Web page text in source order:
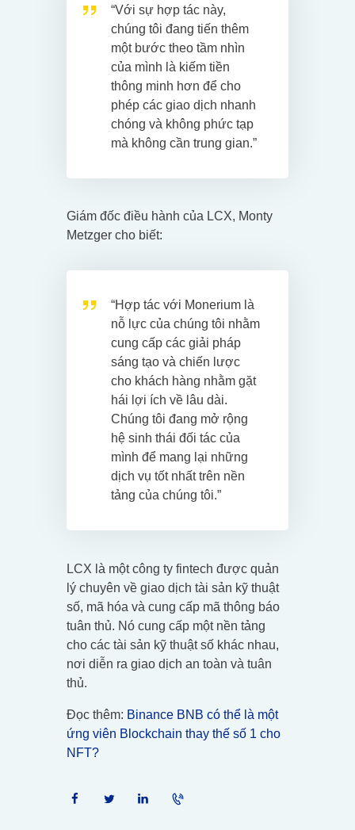
“Với sự hợp tác này,
chúng tôi đang tiến thêm
một bước theo tầm nhìn
của mình là kiếm tiền
thông minh hơn để cho
phép các giao dịch nhanh
chóng và không phức tạp
mà không cần trung gian.”
Giám đốc điều hành của LCX, Monty
Metzger cho biết:
“Hợp tác với Monerium là
nỗ lực của chúng tôi nhằm
cung cấp các giải pháp
sáng tạo và chiến lược
cho khách hàng nhằm gặt
hái lợi ích về lâu dài.
Chúng tôi đang mở rộng
hệ sinh thái đối tác của
mình để mang lại những
dịch vụ tốt nhất trên nền
tảng của chúng tôi.”
LCX là một công ty fintech được quản
lý chuyên về giao dịch tài sản kỹ thuật
số, mã hóa và cung cấp mã thông báo
tuân thủ. Nó cung cấp một nền tảng
cho các tài sản kỹ thuật số khác nhau,
nơi diễn ra giao dịch an toàn và tuân
thủ.
Đọc thêm: Binance BNB có thể là một
ứng viên Blockchain thay thế số 1 cho
NFT?